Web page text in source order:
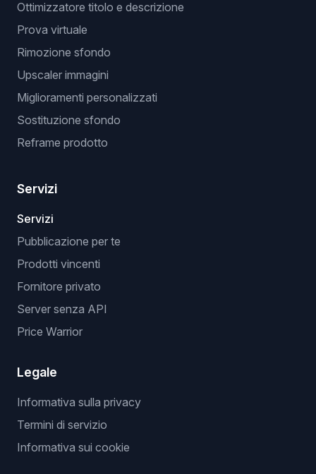
Ottimizzatore titolo e descrizione
Prova virtuale
Rimozione sfondo
Upscaler immagini
Miglioramenti personalizzati
Sostituzione sfondo
Reframe prodotto
Servizi
Servizi
Pubblicazione per te
Prodotti vincenti
Fornitore privato
Server senza API
Price Warrior
Legale
Informativa sulla privacy
Termini di servizio
Informativa sui cookie